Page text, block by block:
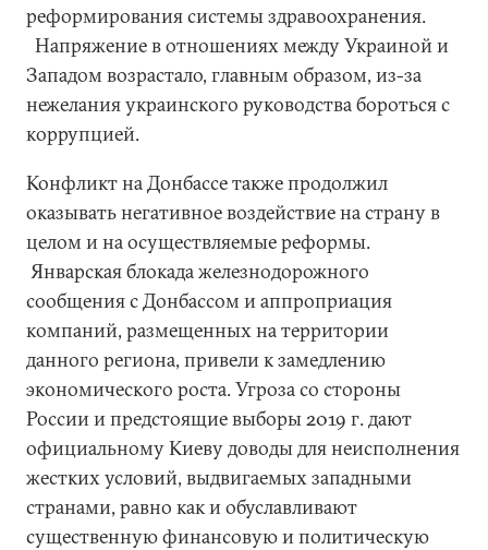
реформирования системы здравоохранения.
Напряжение в отношениях между Украиной и
Западом возрастало, главным образом, из-за
нежелания украинского руководства бороться с
коррупцией.
Конфликт на Донбассе также продолжил
оказывать негативное воздействие на страну в
целом и на осуществляемые реформы.
Январская блокада железнодорожного
сообщения с Донбассом и аппроприация
компаний, размещенных на территории
данного региона, привели к замедлению
экономического роста. Угроза со стороны
России и предстоящие выборы 2019 г. дают
официальному Киеву доводы для неисполнения
жестких условий, выдвигаемых западными
странами, равно как и обуславливают
существенную финансовую и политическую